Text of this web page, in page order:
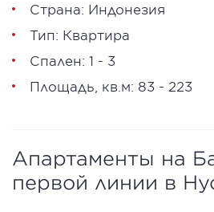
Страна: Индонезия
Тип: Квартира
Спален: 1 - 3
Площадь, кв.м: 83 - 223
Апартаменты на
первой линии в